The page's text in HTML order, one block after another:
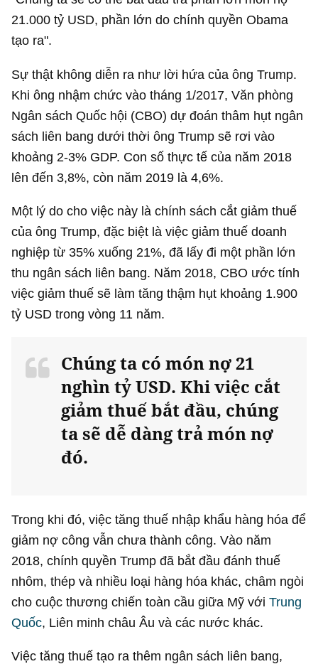
21.000 tỷ USD, phần lớn do chính quyền Obama
tạo ra".
Sự thật không diễn ra như lời hứa của ông Trump.
Khi ông nhậm chức vào tháng 1/2017, Văn phòng
Ngân sách Quốc hội (CBO) dự đoán thâm hụt ngân
sách liên bang dưới thời ông Trump sẽ rơi vào
khoảng 2-3% GDP. Con số thực tế của năm 2018
lên đến 3,8%, còn năm 2019 là 4,6%.
Một lý do cho việc này là chính sách cắt giảm thuế
của ông Trump, đặc biệt là việc giảm thuế doanh
nghiệp từ 35% xuống 21%, đã lấy đi một phần lớn
thu ngân sách liên bang. Năm 2018, CBO ước tính
việc giảm thuế sẽ làm tăng thậm hụt khoảng 1.900
tỷ USD trong vòng 11 năm.
Chúng ta có món nợ21
nghìn tỷ USD. Khi việc cắt
giảm thuế bắt đầu, chúng
ta sẽ dễ dàng trả món nợ
đó.
Trong khi đó, việc tăng thuế nhập khẩu hàng hóa để
giảm nợ công vẫn chưa thành công. Vào năm
2018, chính quyền Trump đã bắt đầu đánh thuế
nhôm, thép và nhiều loại hàng hóa khác, châm ngòi
cho cuộc thương chiến toàn cầu giữa Mỹ vớiTrung
Quốc, Liên minh châu Âu và các nước khác.
Việc tăng thuế tạo ra thêm ngân sách liên bang,